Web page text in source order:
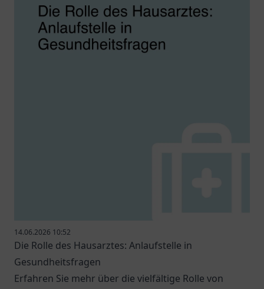
14.06.2026 10:52
Die Rolle des Hausarztes: Anlaufstelle in
Gesundheitsfragen
Erfahren Sie mehr über die vielfältige Rolle von